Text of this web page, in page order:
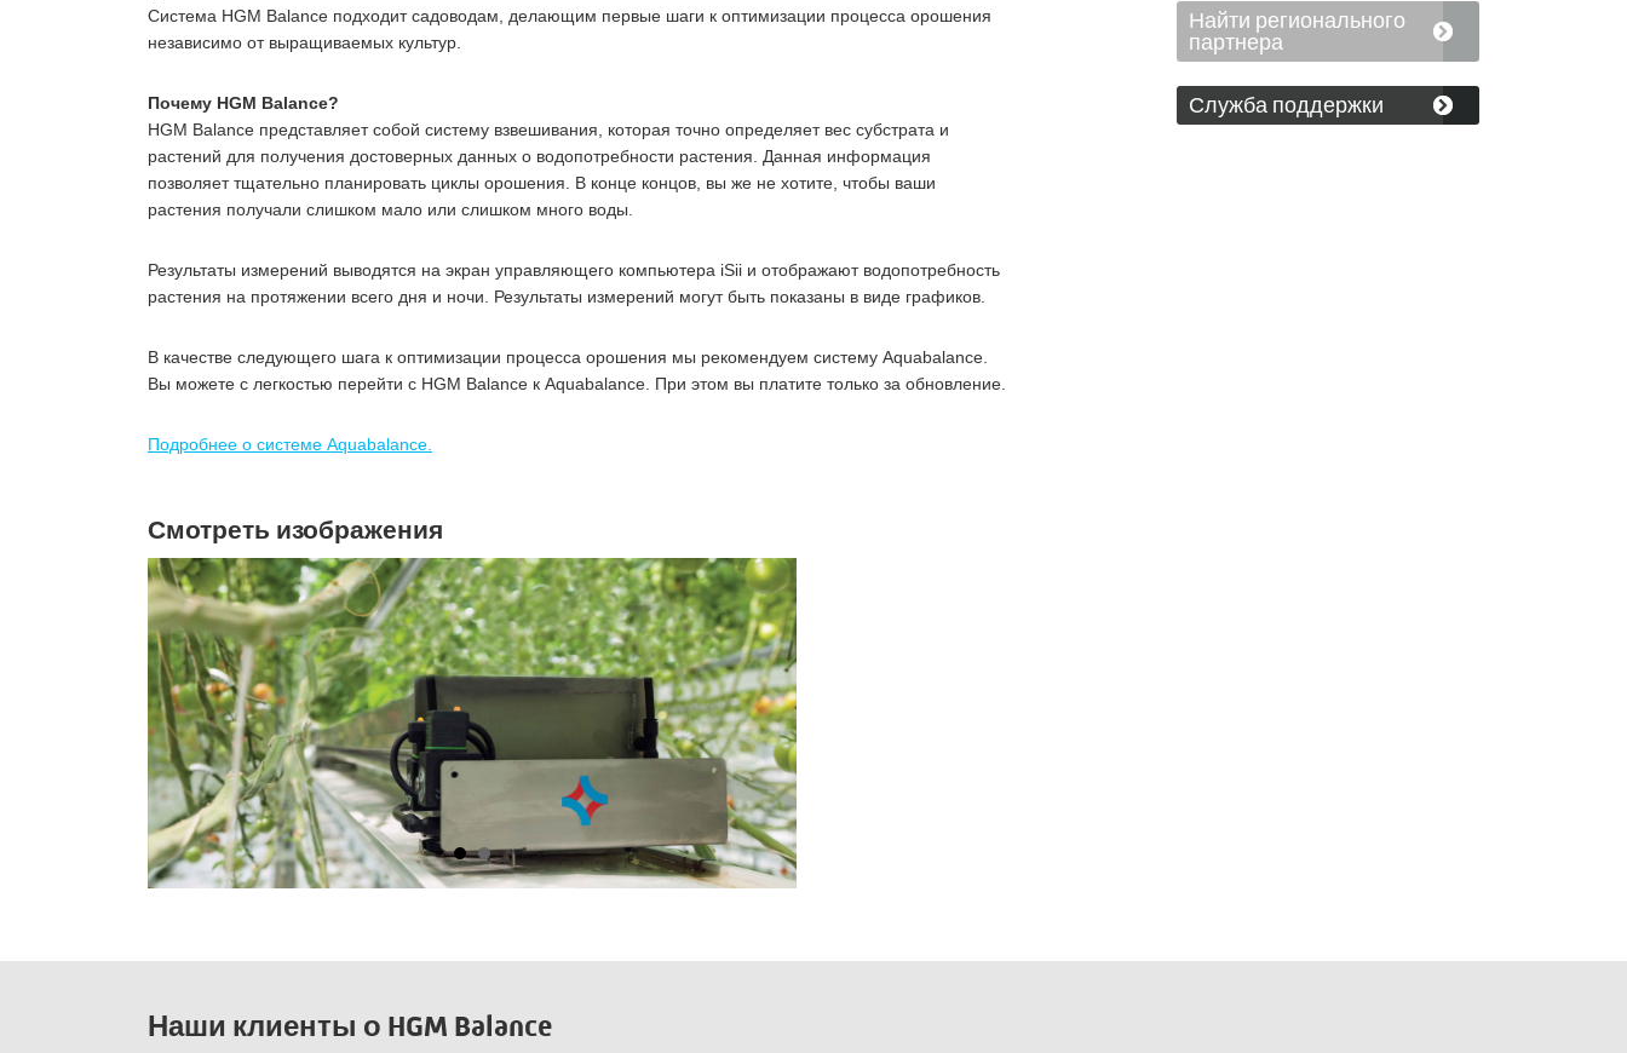
Система HGM Balance подходит садоводам, делающим первые шаги к оптимизации процесса орошения
независимо от выращиваемых культур.
Почему HGM Balance?
HGM Balance представляет собой систему взвешивания, которая точно определяет вес субстрата и
растений для получения достоверных данных о водопотребности растения. Данная информация
позволяет тщательно планировать циклы орошения. В конце концов, вы же не хотите, чтобы ваши
растения получали слишком мало или слишком много воды.
Результаты измерений выводятся на экран управляющего компьютера iSii и отображают водопотребность
растения на протяжении всего дня и ночи. Результаты измерений могут быть показаны в виде графиков.
В качестве следующего шага к оптимизации процесса орошения мы рекомендуем систему Aquabalance.
Вы можете с легкостью перейти с HGM Balance к Aquabalance. При этом вы платите только за обновление.
Подробнее о системе Aquabalance.
Найти регионального
партнера
Служба поддержки
Смотреть изображения
Наши клиенты о HGM Balance